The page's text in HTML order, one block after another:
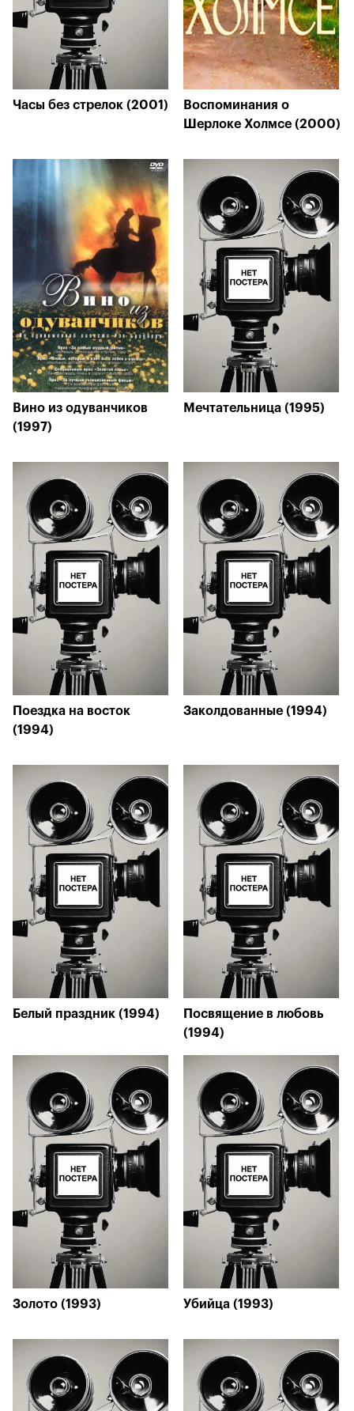
Часы без стрелок (2001)
Воспоминания о
Шерлоке Холмсе (2000)
Вино из одуванчиков
(1997)
Мечтательница (1995)
Поездка на восток
(1994)
Заколдованные (1994)
Белый праздник (1994)
Посвящение в любовь
(1994)
Золото (1993) Убийца (1993)